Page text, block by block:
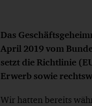
Das
April 2019 vom
setzt die Richtlinie
Erwerb sowie
Wir hatten bereits